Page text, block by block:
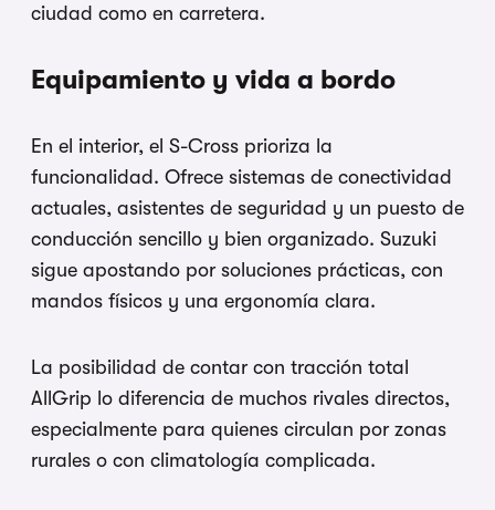
ciudad como en carretera.
Equipamiento y vida a bordo
En el interior, el S-Cross prioriza la
funcionalidad. Ofrece sistemas de conectividad
actuales, asistentes de seguridad y un puesto de
conducción sencillo y bien organizado. Suzuki
sigue apostando por soluciones prácticas, con
mandos físicos y una ergonomía clara.
La posibilidad de contar con tracción total
AllGrip lo diferencia de muchos rivales directos,
especialmente para quienes circulan por zonas
rurales o con climatología complicada.